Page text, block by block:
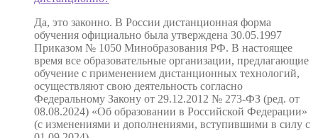
Да, это законно. В России дистанционная форма
обучения официально была утверждена 30.05.1997
Приказом № 1050 Минобразования РФ. В настоящее
время все образовательные организации, предлагающие
обучение с применением дистанционных технологий,
осуществляют свою деятельность согласно
Федеральному Закону от 29.12.2012 № 273-ФЗ (ред. от
08.08.2024) «Об образовании в Российской Федерации»
(с изменениями и дополнениями, вступившими в силу с